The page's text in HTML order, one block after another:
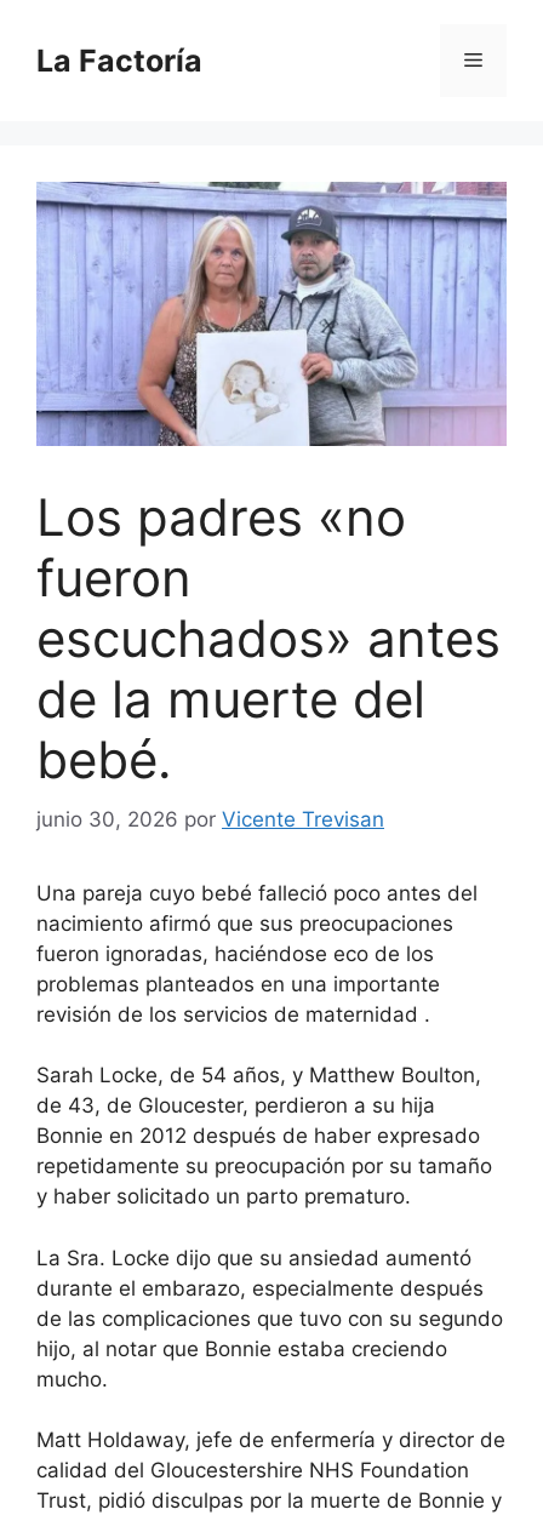
contenido
La Factoría Menú
Los padres «no
fueron
escuchados» antes
de la muerte del
bebé.
junio 30, 2026 por Vicente Trevisan
Una pareja cuyo bebé falleció poco antes del
nacimiento afirmó que sus preocupaciones
fueron ignoradas, haciéndose eco de los
problemas planteados en una importante
revisión de los servicios de maternidad .
Sarah Locke, de 54 años, y Matthew Boulton,
de 43, de Gloucester, perdieron a su hija
Bonnie en 2012 después de haber expresado
repetidamente su preocupación por su tamaño
y haber solicitado un parto prematuro.
La Sra. Locke dijo que su ansiedad aumentó
durante el embarazo, especialmente después
de las complicaciones que tuvo con su segundo
hijo, al notar que Bonnie estaba creciendo
mucho.
Matt Holdaway, jefe de enfermería y director de
calidad del Gloucestershire NHS Foundation
Trust, pidió disculpas por la muerte de Bonnie y